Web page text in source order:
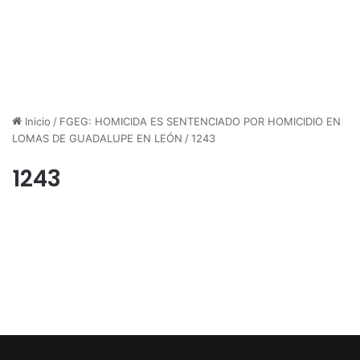
Inicio / FGEG: HOMICIDA ES SENTENCIADO POR HOMICIDIO EN
LOMAS DE GUADALUPE EN LEÓN /1243
1243